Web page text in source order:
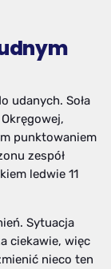
udanych. Soła
punktowaniem
zespół
ledwie 11
Sytuacja
ciekawie, więc
nieco ten